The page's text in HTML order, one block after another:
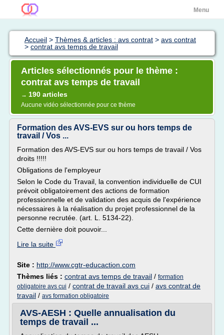
Menu
Accueil > Thèmes & articles : avs contrat > avs contrat
> contrat avs temps de travail
Articles sélectionnés pour le thème :
contrat avs temps de travail
→ 190 articles
Aucune vidéo sélectionnée pour ce thème
Formation des AVS-EVS sur ou hors temps de
travail / Vos ...
Formation des AVS-EVS sur ou hors temps de travail / Vos
droits !!!!!
Obligations de l'employeur
Selon le Code du Travail, la convention individuelle de CUI
prévoit obligatoirement des actions de formation
professionnelle et de validation des acquis de l'expérience
nécessaires à la réalisation du projet professionnel de la
personne recrutée. (art. L. 5134-22).
Cette dernière doit pouvoir...
Lire la suite
Site : http://www.cgtr-educaction.com
Thèmes liés : contrat avs temps de travail / formation
obligatoire avs cui / contrat de travail avs cui / avs contrat de
travail / avs formation obligatoire
AVS-AESH : Quelle annualisation du
temps de travail ...